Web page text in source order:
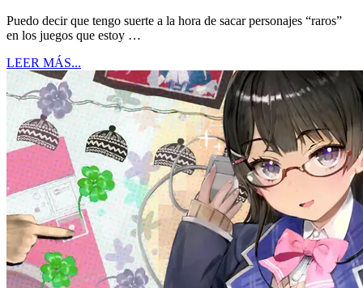
Puedo decir que tengo suerte a la hora de sacar personajes “raros”
en los juegos que estoy …
LEER MÁS...